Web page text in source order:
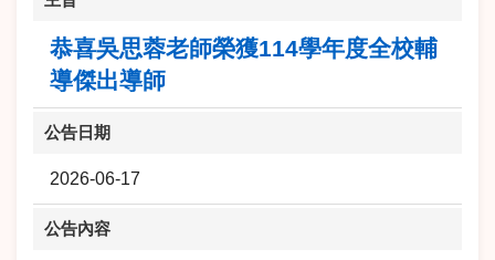
恭喜吳思蓉老師榮獲114學年度全校輔
導傑出導師
公告日期
2026-06-17
公告內容